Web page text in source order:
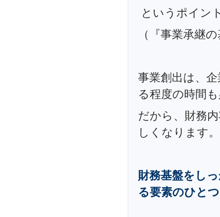
というポイン
（『事業承継
事業創出は、
る程度の時間
だから、財務
しくなります。
財務基盤をし
る要素のひと